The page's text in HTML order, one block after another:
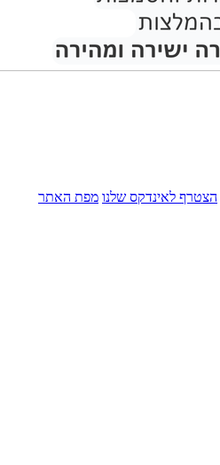
הצטרף לאינדקס שלנו מפת האתר